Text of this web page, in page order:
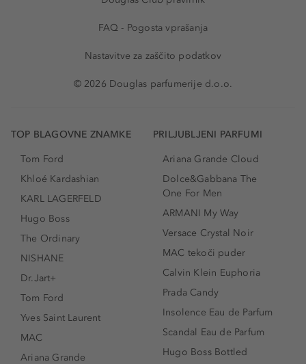
FAQ - Pogosta vprašanja
Nastavitve za zaščito podatkov
© 2026 Douglas parfumerije d.o.o.
TOP BLAGOVNE ZNAMKE
Tom Ford
Khloé Kardashian
KARL LAGERFELD
Hugo Boss
The Ordinary
NISHANE
Dr.Jart+
Tom Ford
Yves Saint Laurent
MAC
Ariana Grande
PRILJUBLJENI PARFUMI
Ariana Grande Cloud
Dolce&Gabbana The
One For Men
ARMANI My Way
Versace Crystal Noir
MAC tekoči puder
Calvin Klein Euphoria
Prada Candy
Insolence Eau de Parfum
Scandal Eau de Parfum
Hugo Boss Bottled